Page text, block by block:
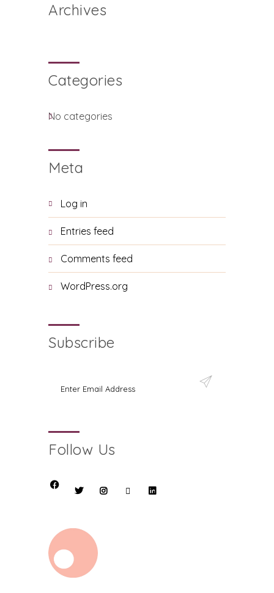
Archives
Categories
No categories
Meta
Log in
Entries feed
Comments feed
WordPress.org
Subscribe
Follow Us